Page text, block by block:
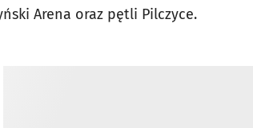
Arena oraz pętli Pilczyce.